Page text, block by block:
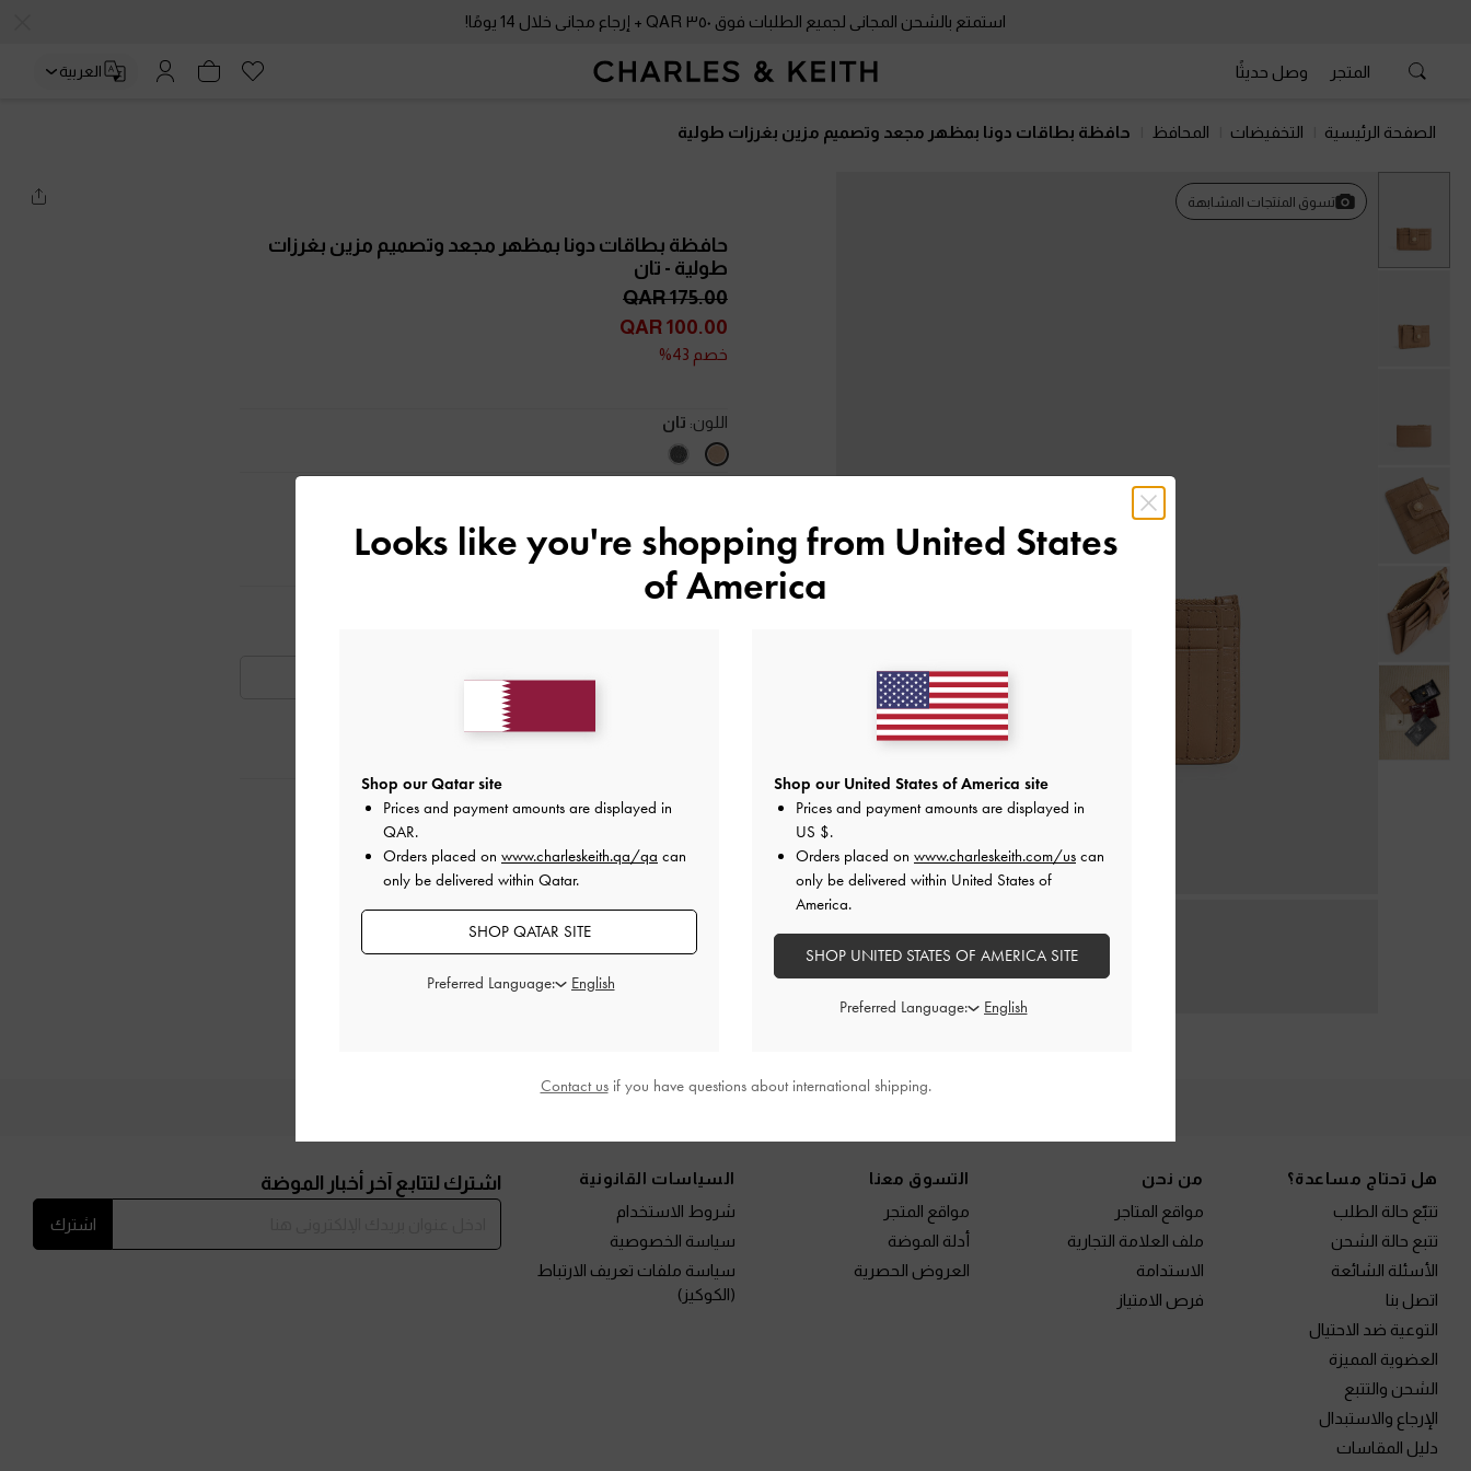
استمتع بالشحن المجاني لجميع الطلبات فوق ٣٥٠ QAR + إرجاع مجاني خلال 14 يومًا!
المتجر وصل حديثًا العربية
الصفحة الرئيسية التخفيضات المحافظ حافظة بطاقات دونا بمظهر مجعد وتصميم مزين بغرزات طولية
تسوق المنتجات المشابهة
حافظة بطاقات دونا بمظهر مجعد وتصميم مزين بغرزات
طولية - تان
175.00 QAR
100.00 QAR
خصم 43%
اللون: تان
XXS
غير متوفر
أضف إلى قائمة الرغبات
تفاصيل المنتج وتعليمات العناية
الشحن والإرجاع
هل تحتاج مساعدة؟
تتبّع حالة الطلب
تتبع حالة الشحن
الأسئلة الشائعة
اتصل بنا
التوعية ضد الاحتيال
العضوية المميزة
الشحن والتتبع
الإرجاع والاستبدال
دليل المقاسات
من نحن
مواقع المتاجر
ملف العلامة التجارية
الاستدامة
فرص الامتياز
التسوق معنا
مواقع المتجر
أدلة الموضة
العروض الحصرية
السياسات القانونية
شروط الاستخدام
سياسة الخصوصية
سياسة ملفات تعريف الارتباط
(الكوكيز)
اشترك لتتابع آخر أخبار الموضة
اشترك
Looks like you're shopping from United States
of America
Shop our Qatar site
Prices and payment amounts are displayed in
QAR.
Orders placed on www.charleskeith.qa/qa can
only be delivered within Qatar.
SHOP QATAR SITE
Preferred Language:
Shop our United States of America site
Prices and payment amounts are displayed in
US $.
Orders placed on www.charleskeith.com/us can
only be delivered within United States of
America.
SHOP UNITED STATES OF AMERICA SITE
Preferred Language:
Contact usif you have questions about international shipping.